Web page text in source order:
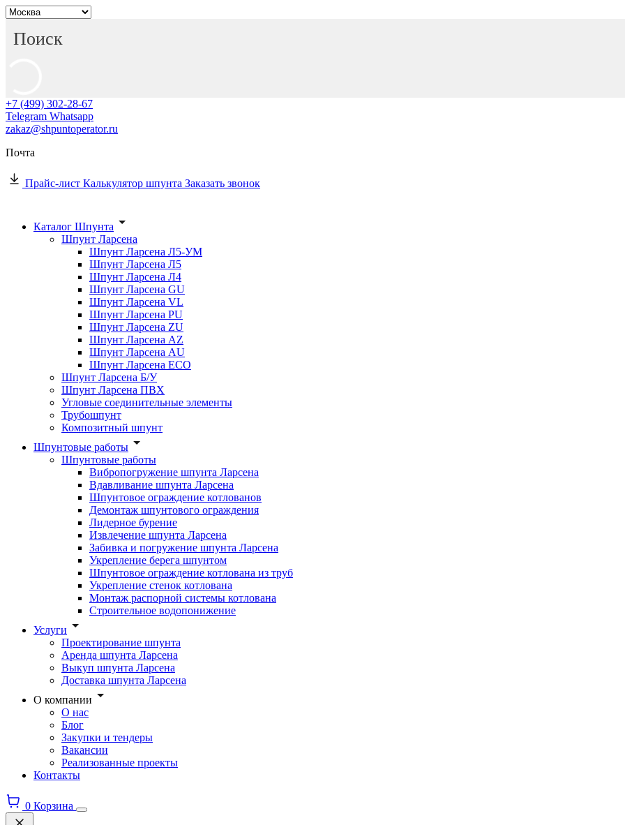
+7 (499) 302-28-67
Telegram Whatsapp
zakaz@shpuntoperator.ru
Почта
Прайс-лист Калькулятор шпунта Заказать звонок
Каталог Шпунта
Шпунт Ларсена
Шпунт Ларсена Л5-УМ
Шпунт Ларсена Л5
Шпунт Ларсена Л4
Шпунт Ларсена GU
Шпунт Ларсена VL
Шпунт Ларсена PU
Шпунт Ларсена ZU
Шпунт Ларсена AZ
Шпунт Ларсена AU
Шпунт Ларсена ECO
Шпунт Ларсена Б/У
Шпунт Ларсена ПВХ
Угловые соединительные элементы
Трубошпунт
Композитный шпунт
Шпунтовые работы
Шпунтовые работы
Вибропогружение шпунта Ларсена
Вдавливание шпунта Ларсена
Шпунтовое ограждение котлованов
Демонтаж шпунтового ограждения
Лидерное бурение
Извлечение шпунта Ларсена
Забивка и погружение шпунта Ларсена
Укрепление берега шпунтом
Шпунтовое ограждение котлована из труб
Укрепление стенок котлована
Монтаж распорной системы котлована
Строительное водопонижение
Услуги
Проектирование шпунта
Аренда шпунта Ларсена
Выкуп шпунта Ларсена
Доставка шпунта Ларсена
О компании
О нас
Блог
Закупки и тендеры
Вакансии
Реализованные проекты
Контакты
0 Корзина